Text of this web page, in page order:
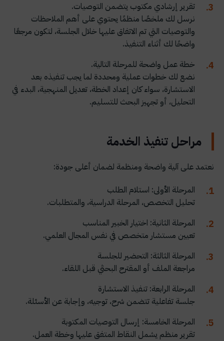
تقرير إرشادي مكتوب يتضمن التوصيات.
نرسل لك ملخصًا منظمًا يحتوي على أهم الملاحظات
والتوصيات التي تم الاتفاق عليها خلال الجلسة، لتكون مرجعًا
واضحًا لك أثناء التنفيذ.
خطة عمل واضحة للمرحلة التالية.
نضع لك خطوات عملية ومحددة لما يجب تنفيذه بعد
الاستشارة، سواء كان إعداد الخطة، تعديل المنهجية، البدء في
التحليل، أو تجهيز البحث للتسليم.
مراحل تنفيذ الخدمة
نعتمد على آلية واضحة ومنظمة لضمان أعلى جودة:
المرحلة الأولى: استلام الطلب
تحليل التخصص، المرحلة الدراسية، والمتطلبات.
المرحلة الثانية: اختيار الخبير المناسب
تعيين مستشار متخصص في نفس المجال العلمي.
المرحلة الثالثة: التحضير للجلسة
مراجعة الملف أو المقترح البحثي قبل اللقاء.
المرحلة الرابعة: تنفيذ الاستشارة
جلسة تفاعلية تتضمن شرح، توجيه، وإجابة عن الأسئلة.
المرحلة الخامسة: إرسال التوصيات المكتوبة
تقرير منظم يشمل النقاط المتفق عليها وخطة العمل.